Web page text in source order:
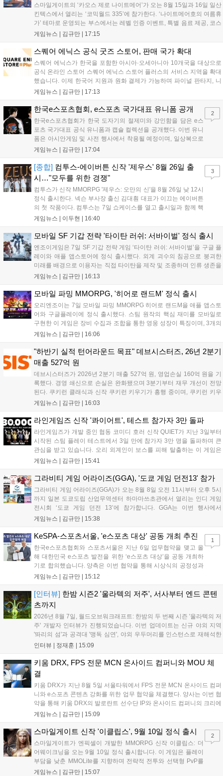
스마일게이트의 ‘카오스 제로 나이트메어’가 오는 8월 15일과 16일 일산
킨텍스에서 열리는 ‘코믹월드 335’에 참가한다. ‘나이트메어호의 여름휴
가’ 테마로 운영되는 부스에서는 레벨 인증 이벤트, 특별 음료 제공, 코스
프레 모델 포토존 등 다채로운 행사가 진행된다. 유명 코스어 7인이 캐릭
세한 정보는 공식 커뮤니티에서 확인 가능하다....
게임뉴스 | 김규만 17:15
스퀘어 에닉스 공식 굿즈 스토어, 판매 국가 확대
스퀘어 에닉스가 한국을 포함한 아시아·오세아니아 10개국을 대상으로
공식 온라인 스토어 스퀘어 에닉스 스토어 플러스의 서비스 지역을 확대
했습니다. 이제 한국어 지원과 원화 결제가 가능하며 파이널 판타지, 니
어 등 주요 게임의 피규어, 굿즈를 구매할 수 있습니다. 신상품이 순차적
용 가능합니다....
게임뉴스 | 김규만 17:13
한국e스포츠협회, e스포츠 국가대표 유니폼 공개
한국e스포츠협회가 한국 도자기의 절제미와 강인함을 담은 e스
포츠 국가대표 공식 유니폼과 캡슐 컬렉션을 공개했다. 이번 유니
폼은 아시안게임 및 사전 행사에서 착용될 예정이며, 일상복으로
구성된 컬렉션은 오는 8월 28일부터 골스튜디오 공식 홈페이지
서는 대회 규정에 따라 별도의 유니폼을 착용할 계획이다....
게임뉴스 | 김규만 17:04
2
[종합] 컴투스-에이버튼 신작 '제우스' 8월 26일 출
시…"모두를 위한 경쟁"
컴투스가 신작 MMORPG '제우스: 오만의 신'을 8월 26일 낮 12시
정식 출시한다. 넥슨 부사장 출신 김대훤 대표가 이끄는 에이버튼
의 첫 작품이다. 컴투스는 7일 쇼케이스를 열고 출시일과 함께 핵
심 콘텐츠, 유료화 정책, 운영 방향을 공개했다. 캐릭터명 선점은
의 오만으로 균열이...
게임뉴스 | 이두현 16:40
3
모바일 SF 기갑 전략 '타이탄 러쉬: 서바이벌' 정식 출시
엔조이게임은 7일 SF 기갑 전략 게임 ‘타이탄 러쉬: 서바이벌’을 구글 플
레이와 애플 앱스토어에 정식 출시했다. 외계 괴수의 침공으로 붕괴한
미래를 배경으로 이용자는 직접 타이탄을 제작 및 조종하며 인류 생존을
위한 전투를 펼친다. 지휘관 모집, 피난처 운영, 연맹 협동 콘텐츠가 특징
지원 보상을 제공한다. 상세 내용은 공식 커뮤니티에서 확인 가능하다....
게임뉴스 | 김규만 16:13
모바일 파밍 MMORPG, '히어로 랜드M' 정식 출시
오리엔조이는 7일 모바일 파밍 MMORPG 히어로 랜드M을 애플 앱스토
어와 구글플레이에 정식 출시했다. 스팀 원작의 핵심 재미를 모바일로
구현한 이 게임은 장비 수집과 조합을 통한 영웅 성장이 특징이며, 3개의
무기 스킬을 활용한 전략적 전투와 길드전 등 다양한 콘텐츠를 제공한
혜택을 지급하며, 상세 내용은 공식 라운지에서 확인할 수 있다. 이용자
는 게임 접속 및 주요 콘텐츠 플레이를 통해 성장을 지원받을 수 있다....
게임뉴스 | 김규만 16:06
"하반기 실적 턴어라운드 목표" 데브시스터즈, 26년 2분기
매출 527억 원
데브시스터즈가 2026년 2분기 매출 527억 원, 영업손실 160억 원을 기
록했다. 경영 쇄신으로 손실은 완화됐으며 3분기부터 재무 개선이 전망
된다. 쿠키런 클래식과 신작 쿠키런 키우기가 흥행 중이며, 쿠키런 키우
기는 13일 첫 업데이트를 시작으로 2주 간격의 콘텐츠를 제공한다. 또한
이다. 회사는 비용 효율화와 신작 흥행을 통해 하반기 실적 턴어라운드
를 이끌 방침이다....
게임뉴스 | 김규만 16:03
라인게임즈 신작 '콰이어트', 테스트 참가자 3만 돌파
라인게임즈가 개발 중인 협동 코미디 호러 신작 QUIET가 지난 3일부터
시작된 스팀 플레이 테스트에서 3일 만에 참가자 3만 명을 돌파하며 큰
관심을 받고 있습니다. 오리 외계인이 보스를 피해 탈출하는 이 게임은
최대 4인 협동을 지원하며, 소음 관리와 물리 법칙을 활용한 전략적 플레
을 개선 중이며, 상세 정보는 스팀 페이지에서 확인 가능합니다....
게임뉴스 | 김규만 15:41
그라비티 게임 어라이즈(GGA), '도쿄 게임 던전13' 참가
그라비티 게임 어라이즈(GGA)가 오는 8월 8일 오전 11시부터 오후 5시
까지 일본 도쿄도립 산업무역센터 하마마쓰초관에서 열리는 인디 게임
전시회 ‘도쿄 게임 던전 13’에 참가합니다. GGA는 이번 행사에서
‘JALECO ARCADE COLLECTION’ 시리즈의 미공개 작품 12종을 최초
입니다. 시연 참여 관람객에게는 선착순으로 특별 굿즈를 증정하며, 인
디 게임 생태계 활성화와 신규 타이틀 반응 확인을 목표로 합니다....
게임뉴스 | 김규만 15:38
KeSPA-스포츠서울, 'e스포츠 대상' 공동 개최 추진
한국e스포츠협회와 스포츠서울은 지난 6일 업무협약을 맺고 올
해 대한민국 e스포츠 발전을 위한 ‘e스포츠 대상’을 공동 개최하
기로 합의했습니다. 양측은 이번 협약을 통해 시상식의 공정성과
전문성을 강화하고 MZ세대를 겨냥한 미디어 영향력을 확대해 e
김영만 회장은 10년 만에 재추진되는 이번 시상식이 e스포츠의
성과와 가치를 널리 알리는 권위 있는 행사가 되도록 노력하겠다
고 밝혔습니다....
게임뉴스 | 김규만 15:12
1
[인터뷰] 한밤 시즌2 '울라텍의 저주', 서사부터 엔드 콘텐
츠까지
2026년 8월 7일, 월드오브워크래프트: 한밤의 두 번째 시즌 '울라텍의 저
주' 개발자 인터뷰가 진행되었습니다. 이번 업데이트는 신규 야외 지역
'똬리의 섬'과 공격대 '맹독 심연', 야외 우두머리를 인스턴스로 재해석한
'소굴'을 포함합니다. 개발진은 하우징 시스템 개선 및 신화+ 던전 로테이
를 표했습니다....
인터뷰 | 정재훈 15:09
키움 DRX, FPS 전문 MCN 온사이드 컴퍼니와 MOU 체
결
키움 DRX가 지난 8월 5일 서울타워에서 FPS 전문 MCN 온사이드 컴퍼
니와 e스포츠 콘텐츠 강화를 위한 업무 협약을 체결했다. 양사는 이번 협
약을 통해 키움 DRX의 발로란트 선수단 IP와 온사이드 컴퍼니의 크리에
이터 네트워크를 결합하여 정규 및 특별 콘텐츠를 공동 기획한다. 또한
오프라인 연계 프로그램을 순차적으로 선보이며 e스포츠 생태계 확장에
나설 계획이다....
게임뉴스 | 김규만 15:09
스마일게이트 신작 '이클립스', 9월 10일 정식 출시
스마일게이트가 엔픽셀이 개발한 MMORPG 신작 이클립스: 더
어웨이크닝을 오는 9월 10일 정식 출시합니다. 이 게임은 플레이
부담을 낮춘 MMOLite를 지향하며 전략적 전투와 선택형 PvP를
특징으로 합니다. 현재 공식 홈페이지와 앱 마켓에서 사전등록을
게임뉴스 | 김규만 15:07
2